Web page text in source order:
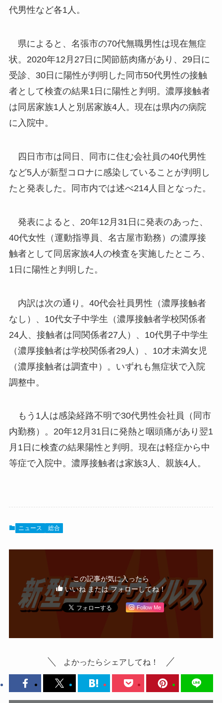
代男性など各1人。
県によると、名張市の70代無職男性は現在無症
状。2020年12月27日に関節筋肉痛があり、29日に
受診、30日に陽性が判明した同市50代男性の接触
者として検査の結果1日に陽性と判明。濃厚接触者
は同居家族1人と別居家族4人。現在は県内の病院
に入院中。
四日市市は同日、同市に住む会社員の40代男性
など5人が新型コロナに感染していることが判明し
たと発表した。同市内では述べ214人目となった。
発表によると、20年12月31日に発表のあった、
40代女性（運動指導員、名古屋市勤務）の濃厚接
触者として同居家族4人の検査を実施したところ、
1日に陽性と判明した。
内訳は次の通り。40代会社員男性（濃厚接触者
なし）、10代女子中学生（濃厚接触者学校関係者
24人、接触者は同関係者27人）、10代男子中学生
（濃厚接触者は学校関係者29人）、10才未満女児
（濃厚接触者は調査中）。いずれも無症状で入院
調整中。
もう1人は感染経路不明で30代男性会社員（同市
内勤務）。20年12月31日に発熱と咽頭痛があり翌1
月1日に検査の結果陽性と判明。現在は軽症から中
等症で入院中。濃厚接触者は家族3人、親族4人。
ニュース 総合
この記事が気に入ったら
いいね または フォローしてね！
Follow Me
よかったらシェアしてね！